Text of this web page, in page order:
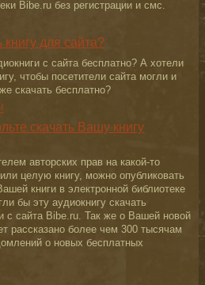
Bibe.ru без регистрации и смс.
для сайта?
с сайта бесплатно? А хотели
чтобы посетители сайта могли и
скачать бесплатно?
скачать Вашу книгу
авторских прав на какой-то
целую книгу, можно опубликовать
книги в электронной библиотеке
бы эту аудиокнигу скачать
с сайта Bibe.ru. Так же о Вашей новой
рассказано более чем 300 тысячам
о новых бесплатных